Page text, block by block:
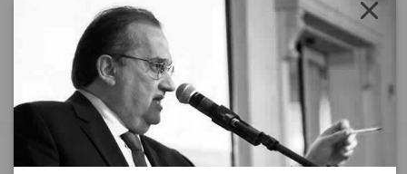
Compartilhar
Veja também